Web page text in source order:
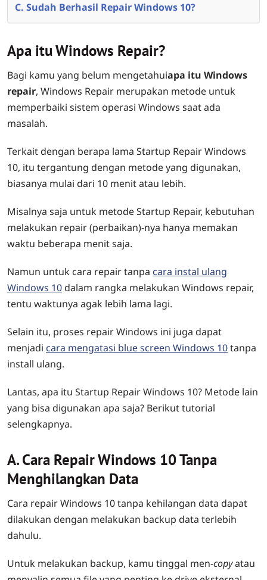
C. Sudah Berhasil Repair Windows 10?
Apa itu Windows Repair?
Bagi kamu yang belum mengetahuiapa itu Windows
repair, Windows Repair merupakan metode untuk
memperbaiki sistem operasi Windows saat ada
masalah.
Terkait dengan berapa lama Startup Repair Windows
10, itu tergantung dengan metode yang digunakan,
biasanya mulai dari 10 menit atau lebih.
Misalnya saja untuk metode Startup Repair, kebutuhan
melakukan repair (perbaikan)-nya hanya memakan
waktu beberapa menit saja.
Namun untuk cara repair tanpa cara instal ulang
Windows 10 dalam rangka melakukan Windows repair,
tentu waktunya agak lebih lama lagi.
Selain itu, proses repair Windows ini juga dapat
menjadi cara mengatasi blue screen Windows 10tanpa
install ulang.
Lantas, apa itu Startup Repair Windows 10? Metode lain
yang bisa digunakan apa saja? Berikut tutorial
selengkapnya.
A. Cara Repair Windows 10 Tanpa
Menghilangkan Data
Cara repair Windows 10 tanpa kehilangan data dapat
dilakukan dengan melakukan backup data terlebih
dahulu.
Untuk melakukan backup, kamu tinggal men-copyatau